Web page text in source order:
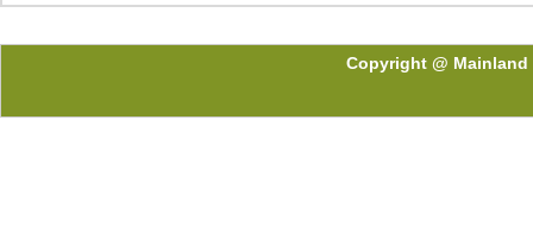
Copyright @